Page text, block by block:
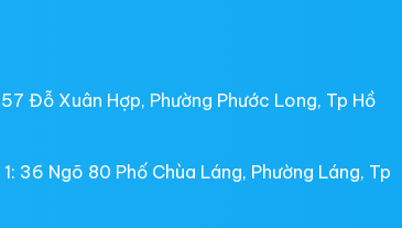
Đỗ Xuân Hợp, Phường Phước Long, Tp Hồ
1: 36 Ngõ 80 Phố Chùa Láng, Phường Láng, Tp